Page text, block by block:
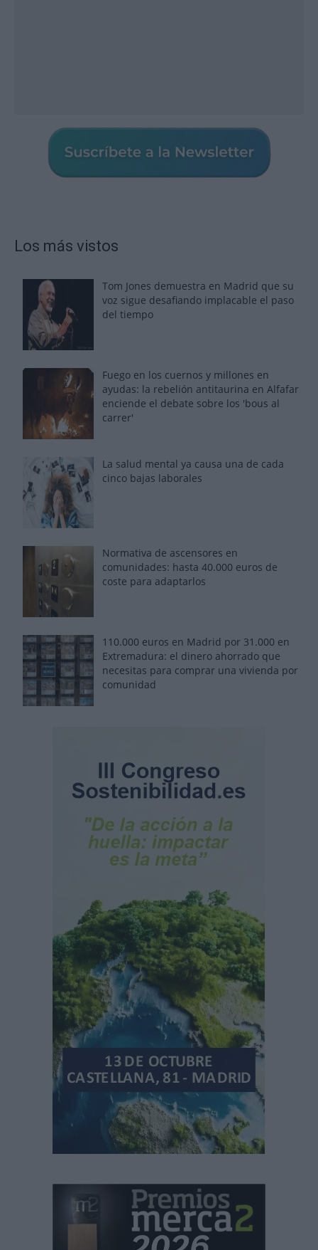
Los más vistos
Tom Jones demuestra en Madrid que su
voz sigue desafiando implacable el paso
del tiempo
Fuego en los cuernos y millones en
ayudas: la rebelión antitaurina en Alfafar
enciende el debate sobre los 'bous al
carrer'
La salud mental ya causa una de cada
cinco bajas laborales
Normativa de ascensores en
comunidades: hasta 40.000 euros de
coste para adaptarlos
110.000 euros en Madrid por 31.000 en
Extremadura: el dinero ahorrado que
necesitas para comprar una vivienda por
comunidad